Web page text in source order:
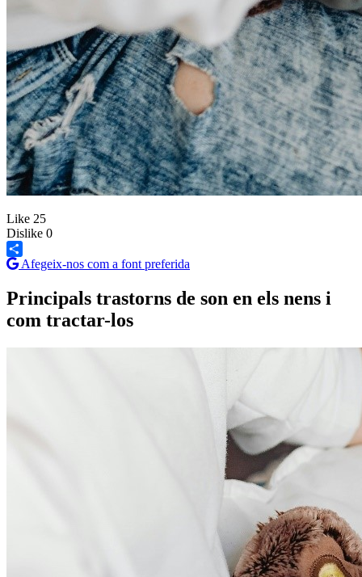
Like 25
Dislike 0
Share
Afegeix-nos com a font preferida
Principals trastorns de son en els nens i
com tractar-los